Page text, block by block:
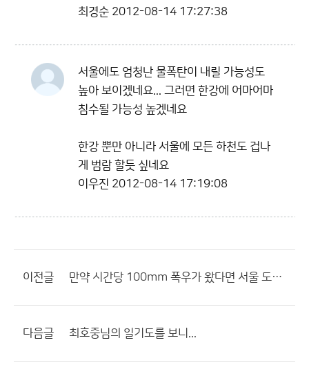
최경순 2012-08-14 17:27:38
서울에도 엄청난 물폭탄이 내릴 가능성도
높아 보이겠네요... 그러면 한강에 어마어마
침수될 가능성 높겠네요
한강 뿐만 아니라 서울에 모든 하천도 겁나
게 범람 할듯 싶네요
이우진 2012-08-14 17:19:08
이전글 만약 시간당 100mm 폭우가 왔다면 서울 도봉구 강북구 성북구 침수 될까요??
다음글 최호중님의 일기도를 보니...